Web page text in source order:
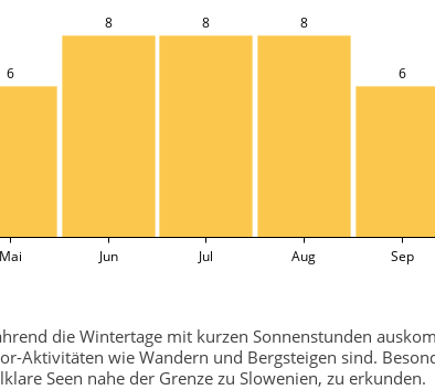
6
8 8 8
6
Mai Jun Jul Aug Sep
die Wintertage mit kurzen Sonnenstunden
Aktivitäten wie Wandern und Bergsteigen sind.
Seen nahe der Grenze zu Slowenien, zu erkunden.